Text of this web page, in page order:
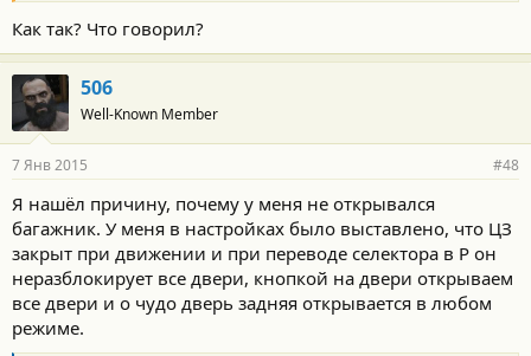
Как так? Что говорил?
506
Well-Known Member
7 Янв 2015 #48
Я нашёл причину, почему у меня не открывался
багажник. У меня в настройках было выставлено, что ЦЗ
закрыт при движении и при переводе селектора в Р он
неразблокирует все двери, кнопкой на двери открываем
все двери и о чудо дверь задняя открывается в любом
режиме.